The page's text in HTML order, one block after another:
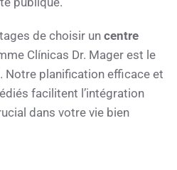
de choisir un centre
Clínicas Dr. Mager est le
Notre planification efficace et
facilitent l’intégration
dans votre vie bien